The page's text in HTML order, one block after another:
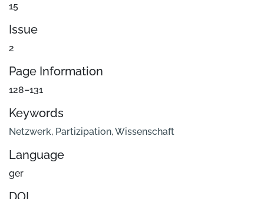
15
Issue
2
Page Information
128–131
Keywords
Netzwerk, Partizipation,Wissenschaft
Language
ger